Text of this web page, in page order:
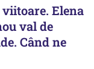
Elena
val de
Când ne